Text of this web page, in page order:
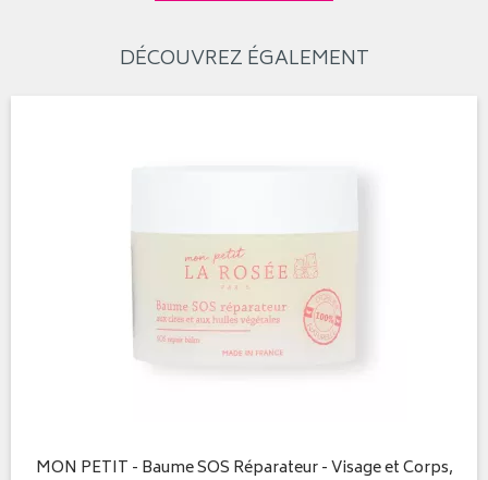
DÉCOUVREZ ÉGALEMENT
MON PETIT - Baume SOS Réparateur - Visage et Corps,